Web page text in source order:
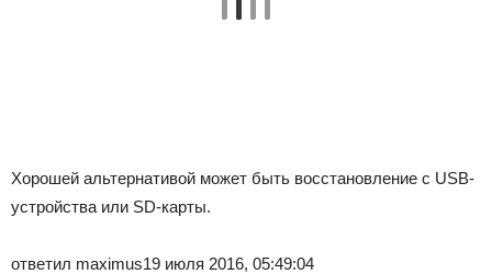
Хорошей альтернативой может быть восстановление с USB-
устройства или SD-карты.
ответил maximus19 июля 2016, 05:49:04